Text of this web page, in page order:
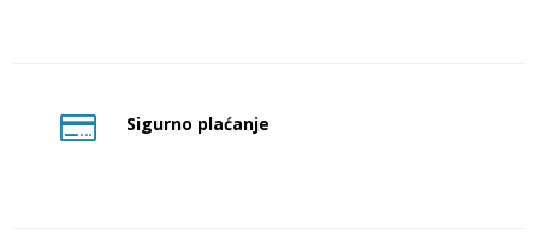
 Sigurno plaćanje